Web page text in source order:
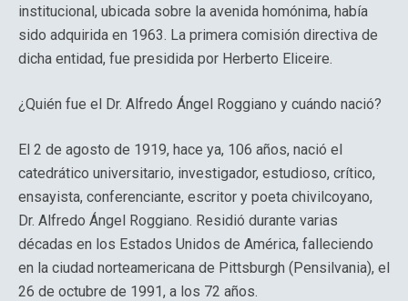
institucional, ubicada sobre la avenida homónima, había
sido adquirida en 1963. La primera comisión directiva de
dicha entidad, fue presidida por Herberto Eliceire.
¿Quién fue el Dr. Alfredo Ángel Roggiano y cuándo nació?
El 2 de agosto de 1919, hace ya, 106 años, nació el
catedrático universitario, investigador, estudioso, crítico,
ensayista, conferenciante, escritor y poeta chivilcoyano,
Dr. Alfredo Ángel Roggiano. Residió durante varias
décadas en los Estados Unidos de América, falleciendo
en la ciudad norteamericana de Pittsburgh (Pensilvania), el
26 de octubre de 1991, a los 72 años.